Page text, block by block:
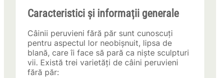
Caracteristici și informații generale
Câinii peruvieni fără păr sunt cunoscuți
pentru aspectul lor neobișnuit, lipsa de
blană, care îi face să pară ca niște sculpturi
vii. Există trei varietăți de câini peruvieni
fără păr: